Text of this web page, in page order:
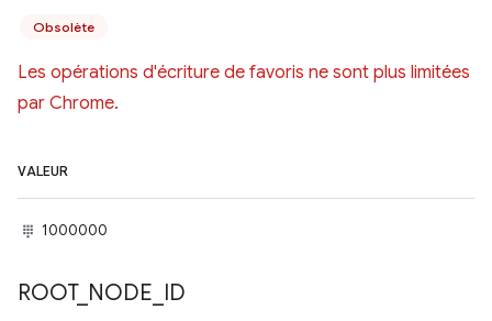
Obsolète
Les opérations d'écriture de favoris ne sont plus limitées
par Chrome.
VALEUR
1000000
ROOT_ NODE ID